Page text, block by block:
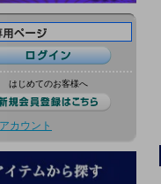
はじめてのお客様へ
カウント